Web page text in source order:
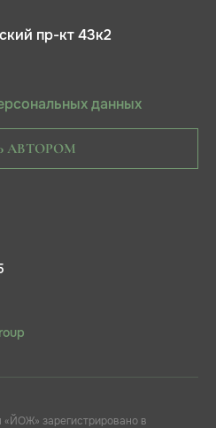
пр-кт 43к2
данных
АВТОРОМ
зарегистрировано в